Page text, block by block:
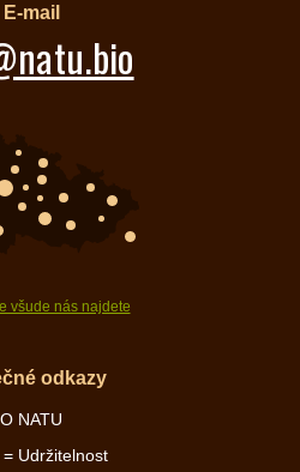
E-mail
všude nás najdete
odkazy
O NATU
= Udržitelnost